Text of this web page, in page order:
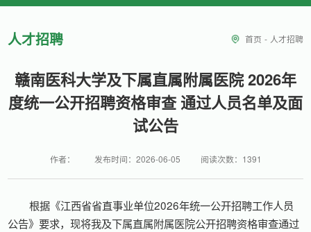
人才招聘 首页 - 人才招聘
赣南医科大学及下属直属附属医院 2026年
度统一公开招聘资格审查 通过人员名单及面
试公告
作者： 发布时间：2026-06-05 阅读次数： 1391
根据《江西省省直事业单位2026年统一公开招聘工作人员
公告》要求，现将我及下属直属附属医院公开招聘资格审查通过